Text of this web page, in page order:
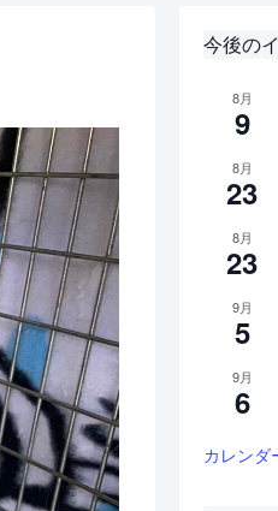
今後の
8月
9
8月
23
8月
23
9月
5
9月
6
カレンダ